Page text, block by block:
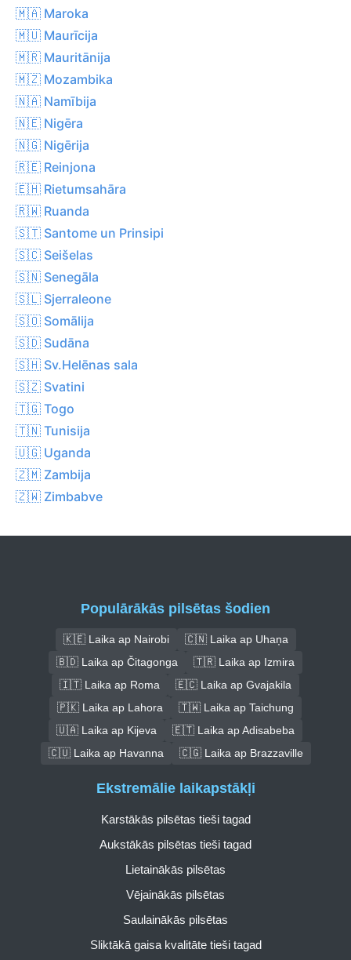
🇲🇦 Maroka
🇲🇺 Maurīcija
🇲🇷 Mauritānija
🇲🇿 Mozambika
🇳🇦 Namībija
🇳🇪 Nigēra
🇳🇬 Nigērija
🇷🇪 Reinjona
🇪🇭 Rietumsahāra
🇷🇼 Ruanda
🇸🇹 Santome un Prinsipi
🇸🇨 Seišelas
🇸🇳 Senegāla
🇸🇱 Sjerraleone
🇸🇴 Somālija
🇸🇩 Sudāna
🇸🇭 Sv.Helēnas sala
🇸🇿 Svatini
🇹🇬 Togo
🇹🇳 Tunisija
🇺🇬 Uganda
🇿🇲 Zambija
🇿🇼 Zimbabve
Populārākās pilsētas šodien
🇰🇪 Laika ap Nairobi
🇨🇳 Laika ap Uhaņa
🇧🇩 Laika ap Čitagonga
🇹🇷 Laika ap Izmira
🇮🇹 Laika ap Roma
🇪🇨 Laika ap Gvajakila
🇵🇰 Laika ap Lahora
🇹🇼 Laika ap Taichung
🇺🇦 Laika ap Kijeva
🇪🇹 Laika ap Adisabeba
🇨🇺 Laika ap Havanna
🇨🇬 Laika ap Brazzaville
Ekstremālie laikapstākļi
Karstākās pilsētas tieši tagad
Aukstākās pilsētas tieši tagad
Lietainākās pilsētas
Vējainākās pilsētas
Saulainākās pilsētas
Sliktākā gaisa kvalitāte tieši tagad